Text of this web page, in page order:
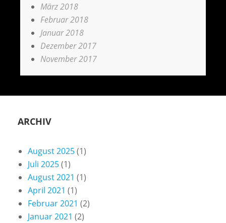
März 2018
Februar 2018
Januar 2018
Dezember 2017
November 2017
ARCHIV
August 2025(1)
Juli 2025(1)
August 2021 (1)
April 2021 (1)
Februar 2021 (2)
Januar 2021 (2)